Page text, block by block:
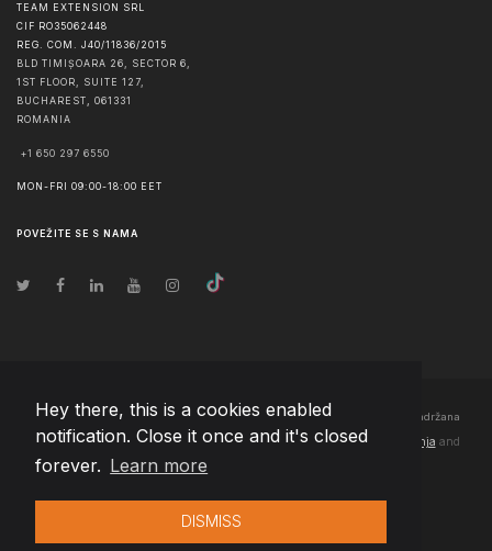
Hey there, this is a cookies enabled
notification. Close it once and it's closed
forever. Learn more
DISMISS
TEAM EXTENSION SRL
CIF RO35062448
REG. COM. J40/11836/2015
BLD TIMIȘOARA 26, SECTOR 6,
1ST FLOOR, SUITE 127,
BUCHAREST
061331
ROMANIA
+1 650 297 6550
MON-FRI 09:00-18:00 EET
POVEŽITE SE S NAMA
© Autorska prava 2026 Team Extension Bosnia Herzegovina - Sva prava zadržana
Changelog● Korišćenjem ove stranice slažete se sa našimPravila korištenja and
Politika privatnosti